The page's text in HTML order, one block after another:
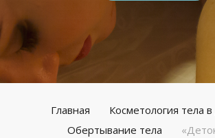
Главная
Косметология тела
Обертывание тела